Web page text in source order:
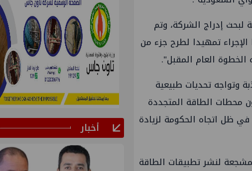
إدراج الشركة، وتم
تمهيدا لطرح جزء من
العام المقبل".
وتواجه تحديات طبيعية
محطات الطاقة المتجددة
ظل اتجاه الحكومة لزيادة
لنشر تطبيقات الطاقة
أخبار